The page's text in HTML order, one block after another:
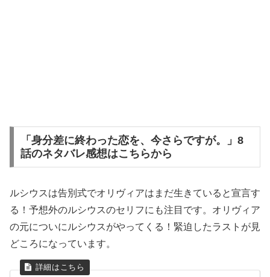
「身分差に終わった恋を、今さらですが。」8
話のネタバレ感想はこちらから
ルシウスは告別式でオリヴィアはまだ生きていると宣言す
る！予想外のルシウスのセリフにも注目です。オリヴィア
の元についにルシウスがやってくる！緊迫したラストが見
どころになっています。